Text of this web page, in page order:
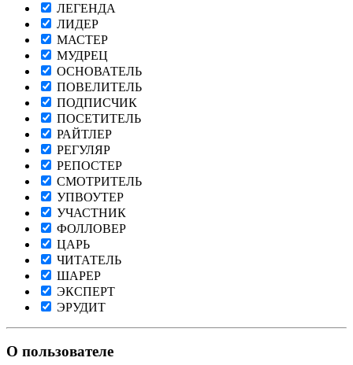
ЛЕГЕНДА
ЛИДЕР
МАСТЕР
МУДРЕЦ
ОСНОВАТЕЛЬ
ПОВЕЛИТЕЛЬ
ПОДПИСЧИК
ПОСЕТИТЕЛЬ
РАЙТЛЕР
РЕГУЛЯР
РЕПОСТЕР
СМОТРИТЕЛЬ
УПВОУТЕР
УЧАСТНИК
ФОЛЛОВЕР
ЦАРЬ
ЧИТАТЕЛЬ
ШАРЕР
ЭКСПЕРТ
ЭРУДИТ
О пользователе